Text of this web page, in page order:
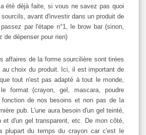
été déjà faite, si vous ne savez pas quoi
avant d'investir dans un produit de
par l'étape n°1, le brow bar (sinon,
de dépenser pour rien)
affaires de la forme sourcilière sont tirées
au choix du produit. Ici, il est important de
tout n'est pas adapté à tout le monde,
format (crayon, gel, mascara, poudre
de nos besoins et non pas de la
pub. L'une aura besoin d'un gel teinté,
et d'un gel transparent, etc. De mon côté,
plupart du temps du crayon car c'est le